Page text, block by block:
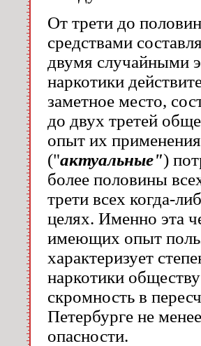
От трети до
средствами
двумя случайными
наркотики
заметное место,
до двух третей
опыт их
("актуальные")
более половины
трети всех когда-
целях. Именно эта
имеющих опыт
характеризует
наркотики
скромность в
Петербурге не
опасности.